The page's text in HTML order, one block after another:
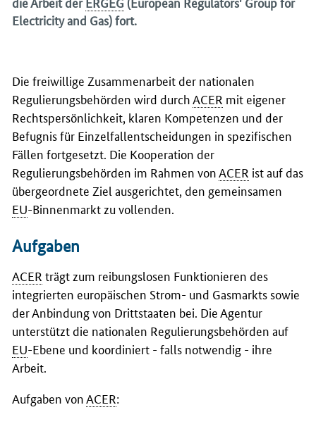
Electricity and Gas) fort.
Die freiwillige Zusammenarbeit der nationalen
Regulierungsbehörden wird durchACER mit eigener
Rechtspersönlichkeit, klaren Kompetenzen und der
Befugnis für Einzelfallentscheidungen in spezifischen
Fällen fortgesetzt. Die Kooperation der
Regulierungsbehörden im Rahmen vonACER ist auf das
übergeordnete Ziel ausgerichtet, den gemeinsamen
EU-Binnenmarkt zu vollenden.
Aufgaben
ACER trägt zum reibungslosen Funktionieren des
integrierten europäischen Strom- und Gasmarkts sowie
der Anbindung von Drittstaaten bei. Die Agentur
unterstützt die nationalen Regulierungsbehörden auf
EU-Ebene und koordiniert - falls notwendig - ihre
Arbeit.
Aufgaben vonACER: